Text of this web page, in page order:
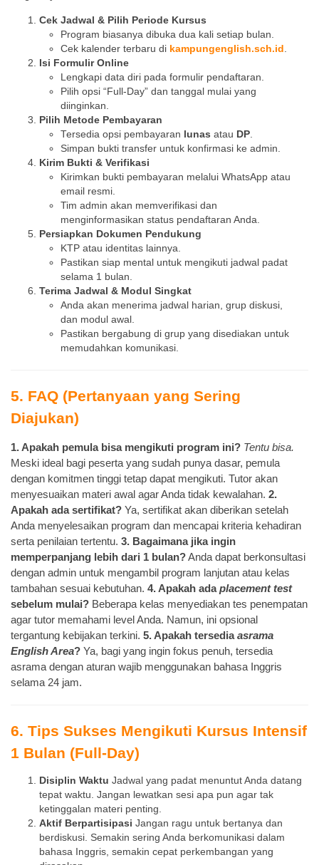
Cek Jadwal & Pilih Periode Kursus
Program biasanya dibuka dua kali setiap bulan.
Cek kalender terbaru di kampungenglish.sch.id .
Isi Formulir Online
Lengkapi data diri pada formulir pendaftaran.
Pilih opsi “Full-Day” dan tanggal mulai yang
diinginkan.
Pilih Metode Pembayaran
Tersedia opsi pembayaran lunas atau DP.
Simpan bukti transfer untuk konfirmasi ke admin.
Kirim Bukti & Verifikasi
Kirimkan bukti pembayaran melalui WhatsApp atau
email resmi.
Tim admin akan memverifikasi dan
menginformasikan status pendaftaran Anda.
Persiapkan Dokumen Pendukung
KTP atau identitas lainnya.
Pastikan siap mental untuk mengikuti jadwal padat
selama 1 bulan.
Terima Jadwal & Modul Singkat
Anda akan menerima jadwal harian, grup diskusi,
dan modul awal.
Pastikan bergabung di grup yang disediakan untuk
memudahkan komunikasi.
5. FAQ (Pertanyaan yang Sering
Diajukan)
1. Apakah pemula bisa mengikuti program ini? Tentu bisa.
Meski ideal bagi peserta yang sudah punya dasar, pemula
dengan komitmen tinggi tetap dapat mengikuti. Tutor akan
menyesuaikan materi awal agar Anda tidak kewalahan. 2.
Apakah ada sertifikat? Ya, sertifikat akan diberikan setelah
Anda menyelesaikan program dan mencapai kriteria kehadiran
serta penilaian tertentu. 3. Bagaimana jika ingin
memperpanjang lebih dari 1 bulan?Anda dapat berkonsultasi
dengan admin untuk mengambil program lanjutan atau kelas
tambahan sesuai kebutuhan. 4. Apakah adaplacement test
sebelum mulai? Beberapa kelas menyediakan tes penempatan
agar tutor memahami level Anda. Namun, ini opsional
tergantung kebijakan terkini. 5. Apakah tersediaasrama
English Area? Ya, bagi yang ingin fokus penuh, tersedia
asrama dengan aturan wajib menggunakan bahasa Inggris
selama 24 jam.
6. Tips Sukses Mengikuti Kursus Intensif
1 Bulan (Full-Day)
Disiplin Waktu Jadwal yang padat menuntut Anda datang
tepat waktu. Jangan lewatkan sesi apa pun agar tak
ketinggalan materi penting.
Aktif Berpartisipasi Jangan ragu untuk bertanya dan
berdiskusi. Semakin sering Anda berkomunikasi dalam
bahasa Inggris, semakin cepat perkembangan yang